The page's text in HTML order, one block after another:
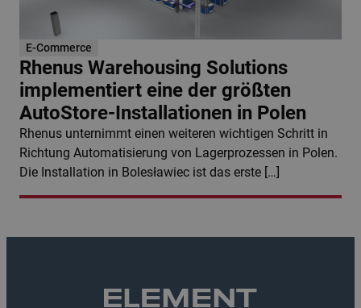
E-Commerce
Rhenus Warehousing Solutions
implementiert eine der größten
AutoStore-Installationen in Polen
Rhenus unternimmt einen weiteren wichtigen Schritt in
Richtung Automatisierung von Lagerprozessen in Polen.
Die Installation in Bolesławiec ist das erste […]